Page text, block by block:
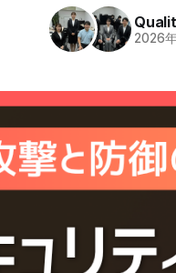
2026